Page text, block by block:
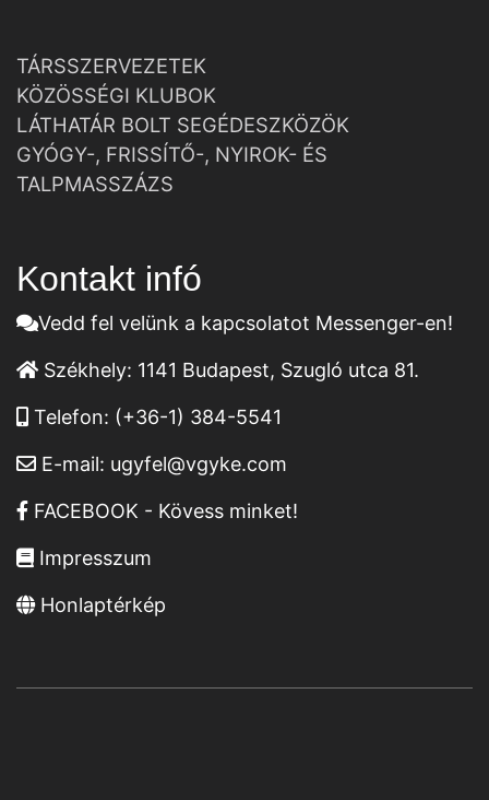
TÁRSSZERVEZETEK
KÖZÖSSÉGI KLUBOK
LÁTHATÁR BOLT SEGÉDESZKÖZÖK
GYÓGY-, FRISSÍTŐ-, NYIROK- ÉS
TALPMASSZÁZS
Kontakt infó
Vedd fel velünk a kapcsolatot Messenger-en!
Székhely: 1141 Budapest, Szugló utca 81.
Telefon: (+36-1) 384-5541
E-mail: ugyfel@vgyke.com
FACEBOOK - Kövess minket!
Impresszum
Honlaptérkép